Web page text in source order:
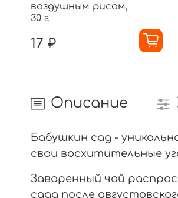
воздушным рисом,
30 г
17 ₽
Описание
Бабушкин сад -
свои восхитительные
Заваренный чай
сада после